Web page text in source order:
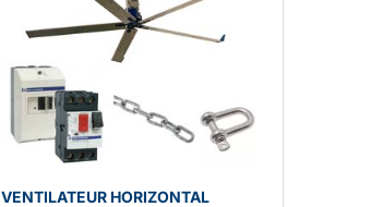
VENTILATEUR HORIZONTAL